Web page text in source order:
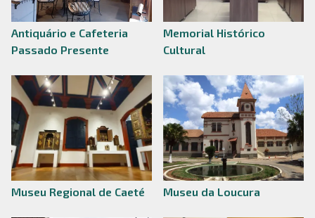
Antiquário e Cafeteria
Passado Presente
Memorial Histórico
Cultural
Museu Regional de Caeté Museu da Loucura